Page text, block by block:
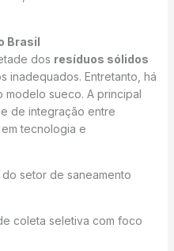
Brasil
dos resíduos sólidos
inadequados. Entretanto, há
sueco. A principal
de integração entre
tecnologia e
setor de saneamento
coleta seletiva com foco